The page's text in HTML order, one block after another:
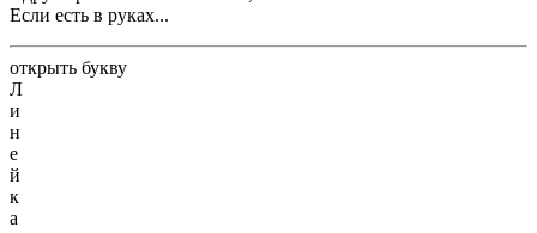
Если есть в руках...
открыть букву
Л
и
н
е
й
к
а